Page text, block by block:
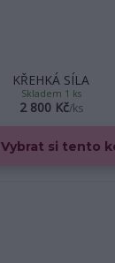
KŘEHKÁ SÍLA
2 800 Kč/ks
Skladem 1 ks
Vybrat si tento